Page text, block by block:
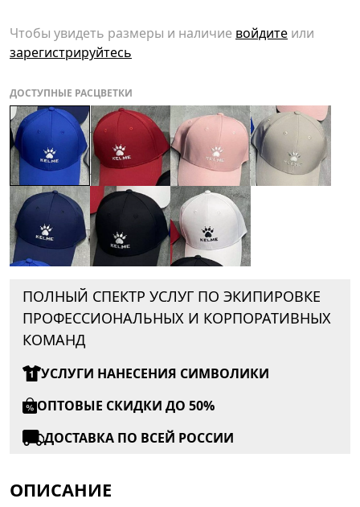
Чтобы увидеть размеры и наличие войдите или
зарегистрируйтесь
ДОСТУПНЫЕ РАСЦВЕТКИ
ПОЛНЫЙ СПЕКТР УСЛУГ ПО ЭКИПИРОВКЕ
ПРОФЕССИОНАЛЬНЫХ И КОРПОРАТИВНЫХ
КОМАНД
УСЛУГИ НАНЕСЕНИЯ СИМВОЛИКИ
ОПТОВЫЕ СКИДКИ ДО 50%
ДОСТАВКА ПО ВСЕЙ РОССИИ
ОПИСАНИЕ